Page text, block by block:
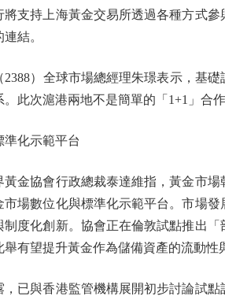
將支持上海黃金交易所透過各種方式
結。
）全球市場總經理朱璟表示，基礎
此次滬港兩地不是簡單的「1+1」合
化示範平台
協會行政總裁泰達維指，黃金市場
市場數位化與標準化示範平台。市場
制度化創新。協會正在倫敦試點推出
有望提升黃金作為儲備資產的流動性
與香港監管機構展開初步討論試點